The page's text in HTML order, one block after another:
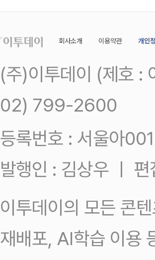
회사소개 이용약관 개인
(주)이투데이 (제호 :
02) 799-2600
등록번호 : 서울아
발행인 : 김상우 ㅣ
이투데이의 모든 콘
재배포, AI학습 이용